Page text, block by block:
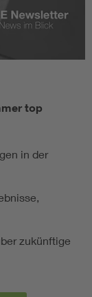
top
in der
zukünftige